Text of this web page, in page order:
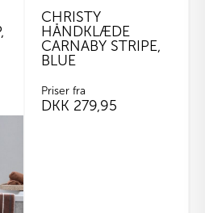
CHRISTY
HÅNDKLÆDE
CARNABY STRIPE,
BLUE
Priser fra
DKK 279,95